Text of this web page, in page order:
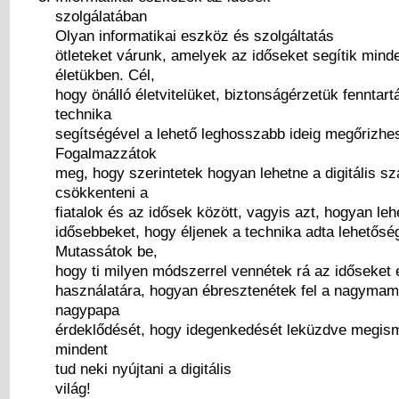
szolgálatában
Olyan informatikai eszköz és szolgáltatás
ötleteket várunk, amelyek az időseket segítik
életükben. Cél,
hogy önálló életvitelüket, biztonságérzetük
technika
segítségével a lehető leghosszabb ideig
Fogalmazzátok
meg, hogy szerintetek hogyan lehetne a digitális
csökkenteni a
fiatalok és az idősek között, vagyis azt, hogyan
idősebbeket, hogy éljenek a technika adta
Mutassátok be,
hogy ti milyen módszerrel vennétek rá az időseket
használatára, hogyan ébresztenétek fel a
nagypapa
érdeklődését, hogy idegenkedését leküzdve
mindent
tud neki nyújtani a digitális
világ!